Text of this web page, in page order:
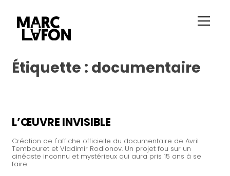
Étiquette : documentaire
L’ŒUVRE INVISIBLE
Création de l'affiche officielle du documentaire de Avril
Tembouret et Vladimir Rodionov. Un projet fou sur un
cinéaste inconnu et mystérieux qui aura pris 15 ans à se
faire.